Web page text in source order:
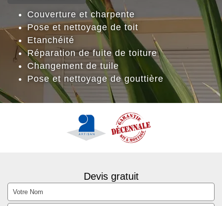
Couverture et charpente
Pose et nettoyage de toit
Etanchéité
Réparation de fuite de toiture
Changement de tuile
Pose et nettoyage de gouttière
Devis gratuit